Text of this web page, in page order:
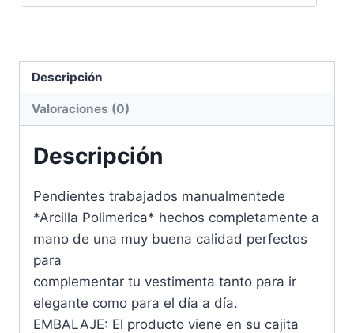
Descripción
Valoraciones (0)
Descripción
Pendientes trabajados manualmentede
*Arcilla Polimerica* hechos completamente a
mano de una muy buena calidad perfectos
para
complementar tu vestimenta tanto para ir
elegante como para el día a día.
EMBALAJE: El producto viene en su cajita